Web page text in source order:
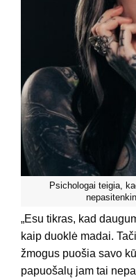
Psichologai teigia,
„Esu tikras, kad
kaip duoklė madai.
žmogus puošia savo
papuošalų jam tai